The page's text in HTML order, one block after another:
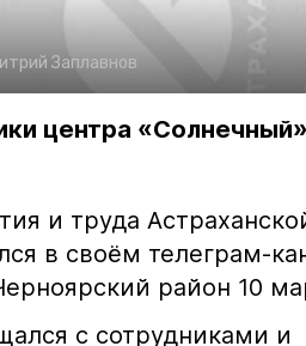
Заплавнов
центра
и труда
в своём телеграм-
район 10
с сотрудниками и